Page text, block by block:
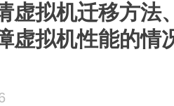
虚拟机迁移方法
虚拟机性能的情